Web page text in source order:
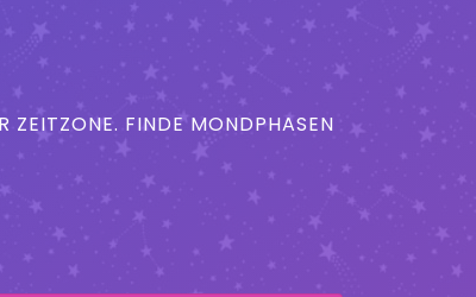
ZEITZONE. FINDE MONDPHASEN